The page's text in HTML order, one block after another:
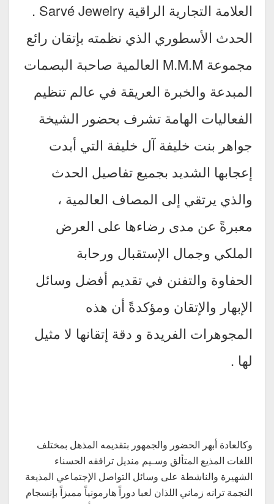
العلامة التجارية الراقية Sarvé Jewelry .
الحدث الأسطوري الذي نظمته بإتقان رائع
مجموعة M.M.M العالمية صاحبة البصمات
المبدعة والخبرة العريقة في عالم تنظيم
الفعاليات الهامة تشرف بحضور الشيخة
جواهر بنت خليفة آل خليفة التي أبدت
إعجابها الشديد بجميع تفاصيل الحدث
والذي يرتقي إلى المصاف العالمية ،
معبرةً عن مدى رضاءها على العرض
الملكي وجمال الإستقبال ورحابة
الحفاوة والتفنن في تقديم أفضل وسائل
الإبهار والإتقان ومؤكدةً أن هذه
المجوهرات الفريدة و دقة إتقانها لا مثيل
لها .
وكالعادة أبهر الحضور والجمهور بتقديمه المذهل بمختلف
اللغات المذيع المتألق وسـيم منديل ترافقه الحسناء
الشهيرة والناشطة على وسائل التواصل الإجتماعي المذيعة
النجمة ترانه زماني اللذان لعبا دوراً هارمونياً مميزاً بإنسجام